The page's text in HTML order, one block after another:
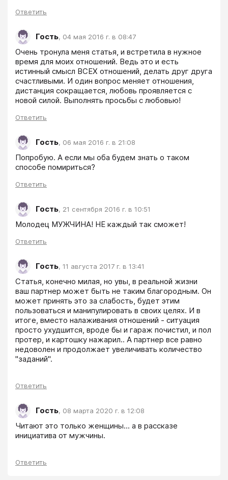
Ответить
Гость, 04 мая 2016 г. в 08:47
Очень тронула меня статья, и встретила в нужное
время для моих отношений. Ведь это и есть
истинный смысл ВСЕХ отношений, делать друг друга
счастливыми. И один вопрос меняет отношения,
дистанция сокращается, любовь проявляется с
новой силой. Выполнять просьбы с любовью!
Ответить
Гость, 06 мая 2016 г. в 21:08
Попробую. А если мы оба будем знать о таком
способе помириться?
Ответить
Гость, 21 сентября 2016 г. в 10:51
Молодец МУЖЧИНА! НЕ каждый так сможет!
Ответить
Гость, 11 августа 2017 г. в 13:41
Статья, конечно милая, но увы, в реальной жизни
ваш партнер может быть не таким благородным. Он
может принять это за слабость, будет этим
пользоваться и манипулировать в своих целях. И в
итоге, вместо налаживания отношений - ситуация
просто ухудшится, вроде бы и гараж почистил, и пол
протер, и картошку нажарил.. А партнер все равно
недоволен и продолжает увеличивать количество
"заданий".
Ответить
Гость, 08 марта 2020 г. в 12:08
Читают это только женщины... а в рассказе
инициатива от мужчины.
Ответить